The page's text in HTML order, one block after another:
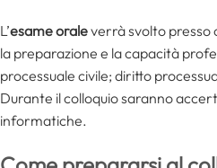
L’esame oraleverrà svolto presso
la preparazione e la capacità
processuale civile; diritto
Durante il colloquio saranno
informatiche.